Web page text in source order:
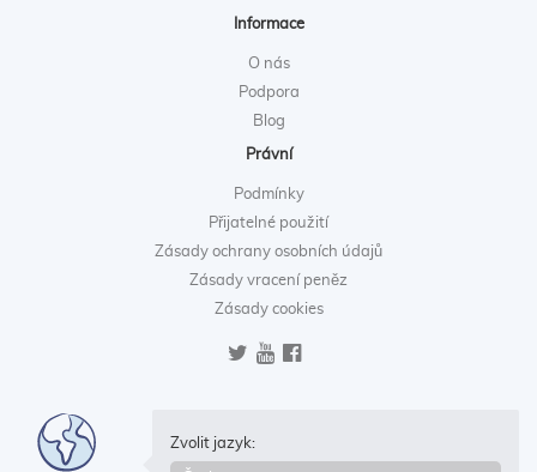
Informace
O nás
Podpora
Blog
Právní
Podmínky
Přijatelné použití
Zásady ochrany osobních údajů
Zásady vracení peněz
Zásady cookies
Zvolit jazyk: